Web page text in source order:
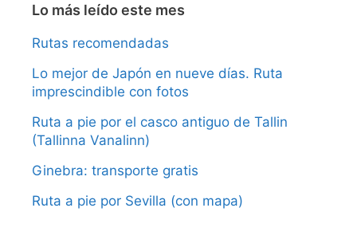
Lo más leído este mes
Rutas recomendadas
Lo mejor de Japón en nueve días. Ruta
imprescindible con fotos
Ruta a pie por el casco antiguo de Tallin
(Tallinna Vanalinn)
Ginebra: transporte gratis
Ruta a pie por Sevilla (con mapa)